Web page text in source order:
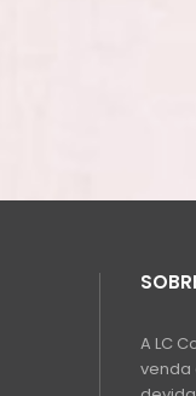
A LC
venda